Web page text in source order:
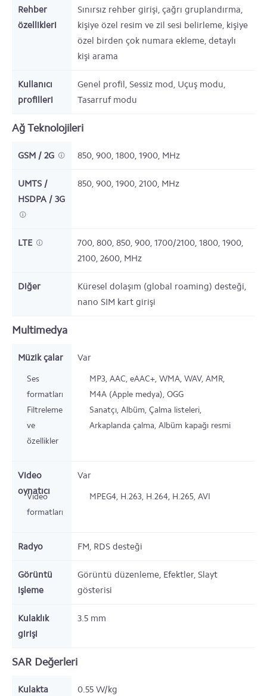
Rehber
özellikleri
Sınırsız rehber girişi, çağrı gruplandırma,
kişiye özel resim ve zil sesi belirleme, kişiye
özel birden çok numara ekleme, detaylı
kişi arama
Kullanıcı
profilleri
Genel profil, Sessiz mod, Uçuş modu,
Tasarruf modu
Ağ Teknolojileri
GSM / 2G 850, 900, 1800, 1900, MHz
UMTS /
HSDPA / 3G
850, 900, 1900, 2100, MHz
LTE
700, 800, 850, 900, 1700/2100, 1800, 1900,
2100, 2600, MHz
Diğer
Küresel dolaşım (global roaming) desteği,
nano SIM kart girişi
Multimedya
Müzik çalar Var
Ses
formatları
MP3, AAC, eAAC+, WMA, WAV, AMR,
M4A (Apple medya), OGG
Filtreleme
ve
özellikler
Sanatçı, Albüm, Çalma listeleri,
Arkaplanda çalma, Albüm kapağı resmi
Video
oynatıcı
Var
Video
formatları
MPEG4, H.263, H.264, H.265, AVI
Radyo FM, RDS desteği
Görüntü
işleme
Görüntü düzenleme, Efektler, Slayt
gösterisi
Kulaklık
girişi
3.5 mm
SAR Değerleri
Kulakta
0.55 W/kg